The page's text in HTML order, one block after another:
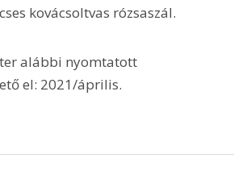
kovácsoltvas rózsaszál.
alábbi nyomtatott
el: 2021/április.